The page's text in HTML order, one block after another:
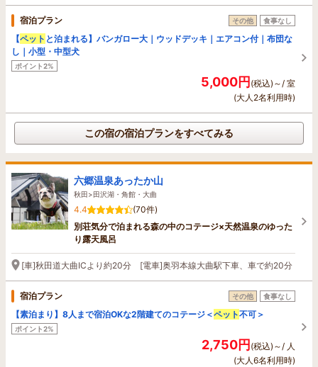
宿泊プラン その他 食事なし
【ペット と泊まれる】バンガロー大｜ウッドデッキ｜エアコン付｜布団な
し｜小型・中型犬
ポイント2%
5,000円(税込)～/ 室
(大人2名利用時)
この宿の宿泊プランをすべてみる
六郷温泉あったか山
秋田>田沢湖・角館・大曲
4.4
(70件)
別荘気分で泊まれる森の中のコテージ×天然温泉のゆった
り露天風呂
[車]秋田道大曲ICより約20分 [電車]奥羽本線大曲駅下車、車で約20分
宿泊プラン その他 食事なし
【素泊まり】8人まで宿泊OKな2階建てのコテージ＜ペット不可＞
ポイント2%
2,750円(税込)～/ 人
(大人6名利用時)